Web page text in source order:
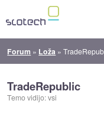
Forum » Loža »
TradeRepublic
Temo vidijo: vsi